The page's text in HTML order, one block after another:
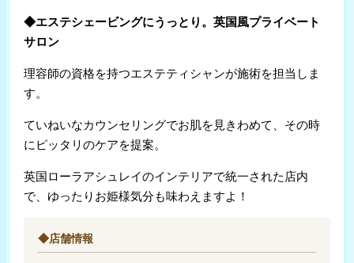
◆エステシェービングにうっとり。英国風プライベート
サロン
理容師の資格を持つエステティシャンが施術を担当しま
す。
ていねいなカウンセリングでお肌を見きわめて、その時
にピッタリのケアを提案。
英国ローラアシュレイのインテリアで統一された店内
で、ゆったりお姫様気分も味わえますよ！
◆店舗情報